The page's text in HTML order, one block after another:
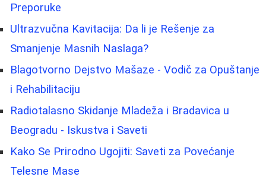
Preporuke
Ultrazvučna Kavitacija: Da li je Rešenje za
Smanjenje Masnih Naslaga?
Blagotvorno Dejstvo Mašaze - Vodič za Opuštanje
i Rehabilitaciju
Radiotalasno Skidanje Mladeža i Bradavica u
Beogradu - Iskustva i Saveti
Kako Se Prirodno Ugojiti: Saveti za Povećanje
Telesne Mase